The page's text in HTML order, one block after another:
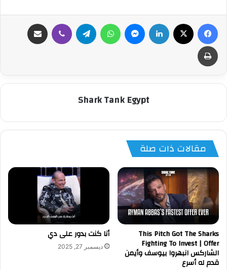
فيسبوك لينكدإن ماسنجر واتساب تيلقرام ڤايبر
طباعة
Shark Tank Egypt
مقالات ذات صلة
This Pitch Got The Sharks
Fighting To Invest | Offer
الشاركس انبهروا بيوسف وأيمن
قدم له أسرع
أنا كنت بدور على دي
ديسمبر 27, 2025